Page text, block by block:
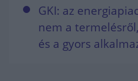
GKI: az
nem a
és a gyors